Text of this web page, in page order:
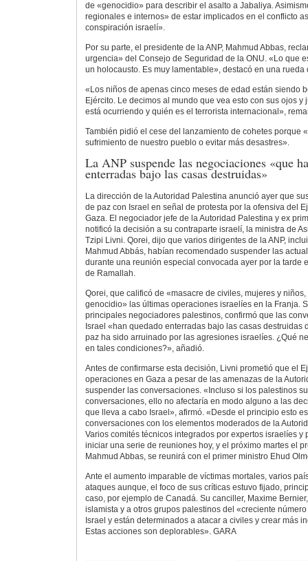
de «genocidio» para describir el asalto a Jabaliya.
regionales e internos» de estar implicados en el conflicto
conspiración israelí».
Por su parte, el presidente de la ANP, Mahmud Abbas,
urgencia» del Consejo de Seguridad de la ONU. «Lo que
un holocausto. Es muy lamentable», destacó en una
«Los niños de apenas cinco meses de edad están siendo
Ejército. Le decimos al mundo que vea esto con sus ojos y
está ocurriendo y quién es el terrorista internacional»,
También pidió el cese del lanzamiento de cohetes porque
sufrimiento de nuestro pueblo o evitar más desastres».
La ANP suspende las negociaciones «que
enterradas bajo las casas destruidas»
La dirección de la Autoridad Palestina anunció ayer que
de paz con Israel en señal de protesta por la ofensiva del
Gaza. El negociador jefe de la Autoridad Palestina y ex
notificó la decisión a su contraparte israelí, la ministra de
Tzipi Livni. Qorei, dijo que varios dirigentes de la ANP,
Mahmud Abbás, habían recomendado suspender las
durante una reunión especial convocada ayer por la tarde
de Ramallah.
Qorei, que calificó de «masacre de civiles, mujeres y
genocidio» las últimas operaciones israelíes en la Franja.
principales negociadores palestinos, confirmó que las
Israel «han quedado enterradas bajo las casas destruidas
paz ha sido arruinado por las agresiones israelíes. ¿Qué
en tales condiciones?», añadió.
Antes de confirmarse esta decisión, Livni prometió que el
operaciones en Gaza a pesar de las amenazas de la
suspender las conversaciones. «Incluso si los palestinos
conversaciones, ello no afectaría en modo alguno a las
que lleva a cabo Israel», afirmó. «Desde el principio esto
conversaciones con los elementos moderados de la
Varios comités técnicos integrados por expertos israelíes y
iniciar una serie de reuniones hoy, y el próximo martes el
Mahmud Abbas, se reunirá con el primer ministro Ehud
Ante el aumento imparable de víctimas mortales, varios
ataques aunque, el foco de sus críticas estuvo fijado,
caso, por ejemplo de Canadá. Su canciller, Maxime
islamista y a otros grupos palestinos del «creciente
Israel y están determinados a atacar a civiles y crear más
Estas acciones son deplorables». GARA